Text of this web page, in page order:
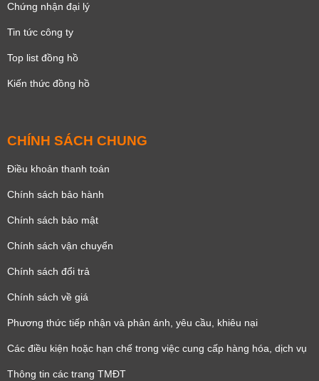
Chứng nhận đại lý
Tin tức công ty
Top list đồng hồ
Kiến thức đồng hồ
CHÍNH SÁCH CHUNG
Điều khoản thanh toán
Chính sách bảo hành
Chính sách bảo mật
Chính sách vận chuyển
Chính sách đổi trả
Chính sách về giá
Phương thức tiếp nhận và phản ánh, yêu cầu, khiêu nại
Các điều kiện hoặc hạn chế trong việc cung cấp hàng hóa, dịch vụ
Thông tin các trang TMĐT